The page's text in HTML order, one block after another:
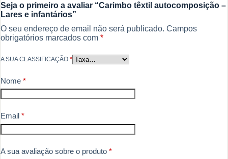
Seja o primeiro a avaliar “Carimbo têxtil autocomposição –
Lares e infantários”
O seu endereço de email não será publicado. Campos
obrigatórios marcados com *
A SUA CLASSIFICAÇÃO *
Nome *
Email *
A sua avaliação sobre o produto *